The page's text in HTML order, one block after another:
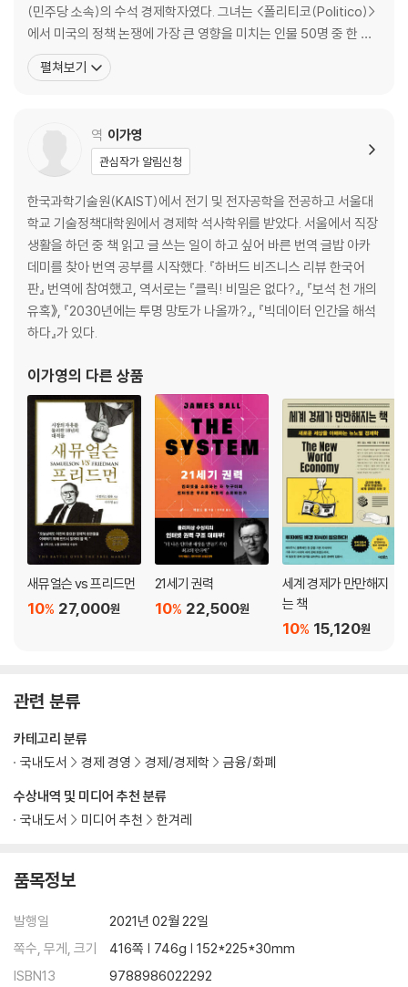
(민주당 소속)의 수석 경제학자였다. 그녀는 <폴리티코(Politico)>
에서 미국의 정책 논쟁에 가장 큰 영향을 미치는 인물 50명 중 한 명
으로 지명되었다. 켈튼 박사는 정책 입안자를 비롯해 전 세계 투자 은
행이나 포트폴리오 관리자에게 조언을 주고 있으며, 라디오와 텔레
펼쳐보기
역 이가영
관심작가 알림신청
한국과학기술원(KAIST)에서 전기 및 전자공학을 전공하고 서울대
학교 기술정책대학원에서 경제학 석사학위를 받았다. 서울에서 직장
생활을 하던 중 책 읽고 글 쓰는 일이 하고 싶어 바른 번역 글밥 아카
데미를 찾아 번역 공부를 시작했다. 『하버드 비즈니스 리뷰 한국어
판』 번역에 참여했고, 역서로는 『클릭! 비밀은 없다?』, 『보석 천 개의
유혹》, 『2030년에는 투명 망토가 나올까?』, 『빅데이터 인간을 해석
하다』가 있다.
이가영의 다른 상품
새뮤얼슨 vs 프리드먼
27,000원
10%
21세기 권력
22,500원
10%
세계 경제가 만만해지
는 책
15,120원
10%
관련 분류
수상내역 및 미디어 추천 분류
국내도서
미디어 추천 한겨레
카테고리 분류
국내도서
경제 경영 경제/경제학 금융/화폐
품목정보
발행일
2021년 02월 22일
쪽수, 무게, 크기
416쪽 | 746g | 152*225*30mm
ISBN13
9788986022292